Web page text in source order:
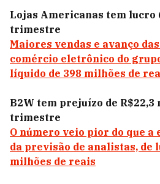
Lojas Americanas tem lucro
trimestre
Maiores vendas e avanço
comércio eletrônico do
líquido de 398 milhões de
B2W tem prejuízo de R$22,3
trimestre
O número veio pior do que
da previsão de analistas, de
milhões de reais